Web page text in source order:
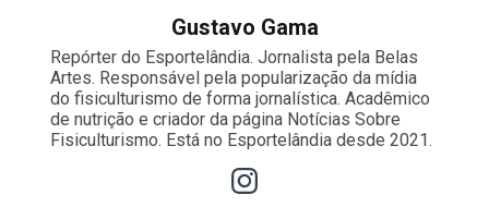
Gustavo Gama
Repórter do Esportelândia. Jornalista pela Belas
Artes. Responsável pela popularização da mídia
do fisiculturismo de forma jornalística. Acadêmico
de nutrição e criador da página Notícias Sobre
Fisiculturismo. Está no Esportelândia desde 2021.